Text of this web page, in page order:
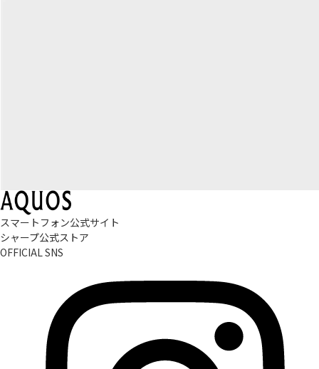
スマートフォン公式サイト
シャープ公式ストア
OFFICIAL SNS